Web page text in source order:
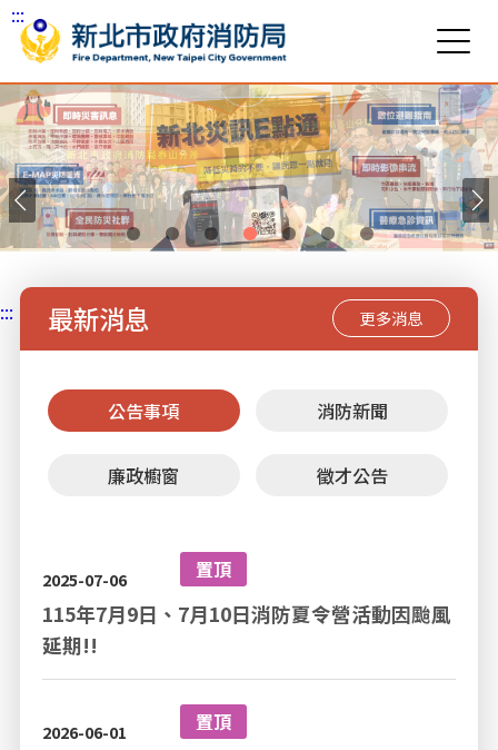
跳到主要內容區塊
:::
::: 最新消息 更多消息
公告事項 消防新聞
廉政櫥窗 徵才公告
2025-07-06 置頂
115年7月9日、7月10日消防夏令營活動因颱風
延期!!
2026-06-01 置頂